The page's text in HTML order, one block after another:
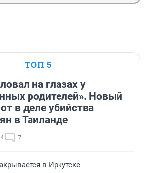
ТОП 5
на глазах у
родителей». Новый
в деле убийства
в Таиланде
7
в Иркутске